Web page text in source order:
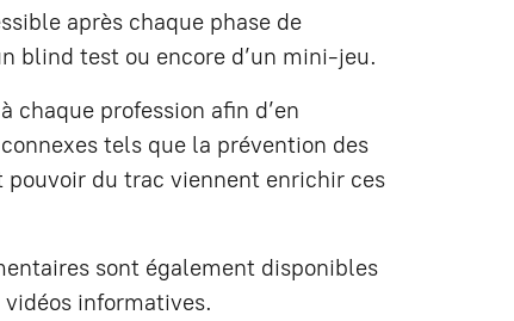
après chaque phase de
blind test ou encore d’un mini-jeu.
profession afin d’en
tels que la prévention des
pouvoir du trac viennent enrichir ces
sont également disponibles
informatives.